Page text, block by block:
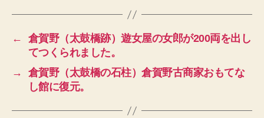
←
倉賀野（太鼓橋跡）遊女屋の女郎が200両を出し
てつくられました。
→
倉賀野（太鼓橋の石柱）倉賀野古商家おもてな
し館に復元。